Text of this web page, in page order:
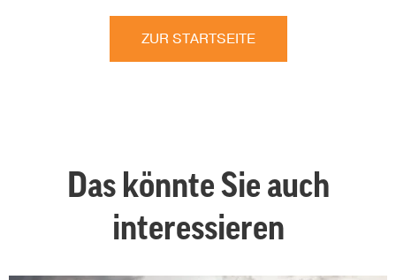
ZUR STARTSEITE
Das könnte Sie auch
interessieren